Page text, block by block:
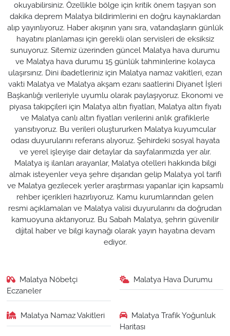
okuyabilirsiniz. Özellikle bölge için kritik önem taşıyan son
dakika deprem Malatya bildirimlerini en doğru kaynaklardan
alıp yayınlıyoruz. Haber akışının yanı sıra, vatandaşların günlük
hayatını planlaması için gerekli olan servisleri de eksiksiz
sunuyoruz. Sitemiz üzerinden güncel Malatya hava durumu
ve Malatya hava durumu 15 günlük tahminlerine kolayca
ulaşırsınız. Dini ibadetleriniz için Malatya namaz vakitleri, ezan
vakti Malatya ve Malatya akşam ezanı saatlerini Diyanet İşleri
Başkanlığı verileriyle uyumlu olarak paylaşıyoruz. Ekonomi ve
piyasa takipçileri için Malatya altın fiyatları, Malatya altın fiyatı
ve Malatya canlı altın fiyatları verilerini anlık grafiklerle
yansıtıyoruz. Bu verileri oluştururken Malatya kuyumcular
odası duyurularını referans alıyoruz. Şehirdeki sosyal hayata
ve yerel işleyişe dair detaylar da sayfalarımızda yer alır.
Malatya iş ilanları arayanlar, Malatya otelleri hakkında bilgi
almak isteyenler veya şehre dışarıdan gelip Malatya yol tarifi
ve Malatya gezilecek yerler araştırması yapanlar için kapsamlı
rehber içerikleri hazırlıyoruz. Kamu kurumlarından gelen
resmi açıklamaları ve Malatya valisi duyurularını da doğrudan
kamuoyuna aktarıyoruz. Bu Sabah Malatya, şehrin güvenilir
dijital haber ve bilgi kaynağı olarak yayın hayatına devam
ediyor.
Malatya Nöbetçi
Eczaneler
Malatya Hava Durumu
Malatya Namaz Vakitleri
Malatya Trafik Yoğunluk
Haritası